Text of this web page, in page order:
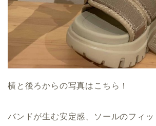
横と後ろからの写真はこちら！
バンドが生む安定感、ソールのフィ